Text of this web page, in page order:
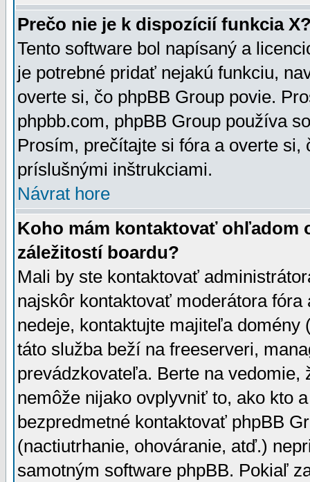
Prečo nie je k dispozícií funkcia
Tento software bol napísaný a
je potrebné pridať nejakú funkciu,
overte si, čo phpBB Group povie.
phpbb.com, phpBB Group používa
Prosím, prečítajte si fóra a overte
príslušnými inštrukciami.
Návrat hore
Koho mám kontaktovať ohľadom
záležitostí boardu?
Mali by ste kontaktovať
najskôr kontaktovať moderátora
nedeje, kontaktujte majiteľa
táto služba beží na freeserveri,
prevádzkovateľa. Berte na vedomie,
nemôže nijako ovplyvniť to, ako kto
bezpredmetné kontaktovať phpBB
(nactiutrhanie, ohováranie, atď.)
samotným software phpBB. Pokiaľ